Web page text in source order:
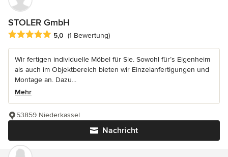
STOLER GmbH
Durchschnittliche Bewertung: 5 von 5 Sternen
5,0 (1 Bewertung)
Wir fertigen individuelle Möbel für Sie. Sowohl für’s Eigenheim
als auch im Objektbereich bieten wir Einzelanfertigungen und
Montage an. Dazu...
Mehr
Nachricht
53859 Niederkassel